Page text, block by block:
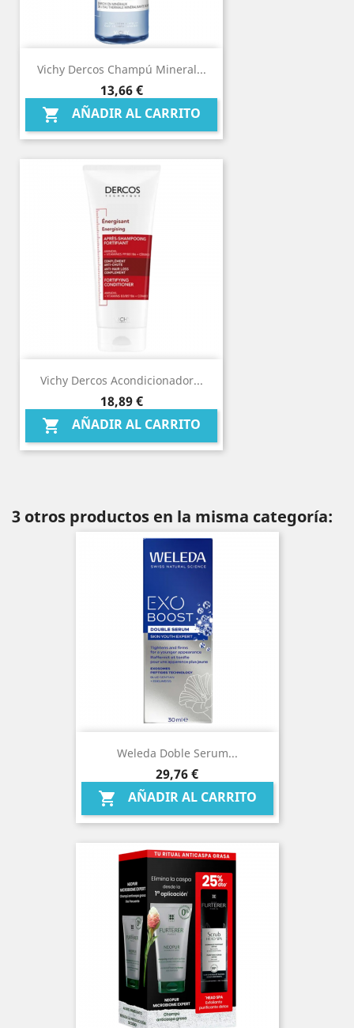
Vichy Dercos Champú Mineral...
Precio
13,66 €
 AÑADIR AL CARRITO
Vichy Dercos Acondicionador...
Precio
18,89 €
 AÑADIR AL CARRITO
3 otros productos en la misma categoría:
Weleda Doble Serum...
Precio
29,76 €
 AÑADIR AL CARRITO